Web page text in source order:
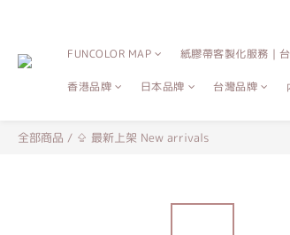
FUNCOLOR MAP 紙膠帶客製化服務｜
香港品牌 日本品牌 台灣品牌
全部商品 / ⇪ 最新上架 New arrivals